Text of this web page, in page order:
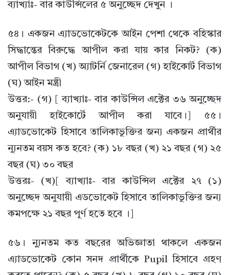
ব্যাখ্যাঃ- বার কাউন্সিলের ৫ অনুচ্ছেদ দেখুন ।
৫৪। একজন এ্যাডভোকেটকে আইন পেশা থেকে বহিস্কার
সিদ্ধান্তের বিরুদ্ধে আপীল করা যায় কার নিকট? (ক)
আপীল বিভাগ (খ) অ্যাটর্নি জেনারেল (গ) হাইকোর্ট বিভাগ
(ঘ) আইন মন্ত্রী
উত্তর:- (গ) [ ব্যাখ্যাঃ- বার কাউন্সিল এক্টের ৩৬ অনুচ্ছেদ
অনুযায়ী হাইকোর্টে আপীল করা যাবে।] ৫৫।
এ্যাডভোকেট হিসাবে তালিকাভুক্তির জন্য একজন প্রার্থীর
ন্যূনতম বয়স কত হবে? (ক) ১৮ বছর (খ) ২১ বছর (গ) ২৫
বছর (ঘ) ৩০ বছর
উত্তরঃ- (খ)[ ব্যাখ্যাঃ- বার কাউন্সিল এক্টের ২৭ (১)
অনুচ্ছেদ অনুযায়ী এডভোকেট হিসাবে তালিকাভুক্তির জন্য
কমপক্ষে ২১ বছর পূর্ণ হতে হবে ।]
৫৬। ন্যুনতম কত বছরের অভিজ্ঞাতা থাকলে একজন
এ্যাডভোকেট কোন সনদ প্রার্থীকে Pupil হিসাবে গ্রহণ